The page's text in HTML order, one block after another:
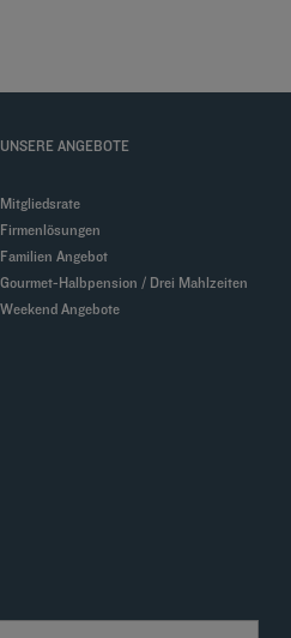
UNSERE ANGEBOTE
Mitgliedsrate
Firmenlösungen
Familien Angebot
Gourmet-Halbpension / Drei Mahlzeiten
Weekend Angebote